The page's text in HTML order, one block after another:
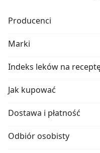
Producenci
Marki
Indeks leków na
Jak kupować
Dostawa i płatność
Odbiór osobisty